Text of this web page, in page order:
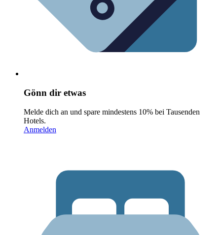
Gönn dir etwas
Melde dich an und spare mindestens 10% bei Tausenden
Hotels.
Anmelden